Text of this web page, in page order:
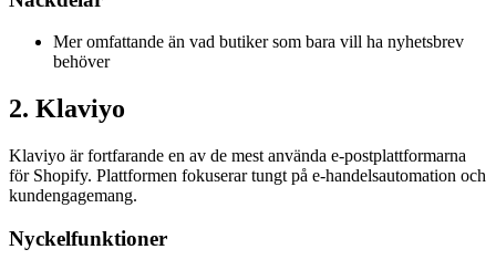
Mer omfattande än vad butiker som bara vill ha nyhetsbrev
behöver
2. Klaviyo
Klaviyo är fortfarande en av de mest använda e-postplattformarna
för Shopify. Plattformen fokuserar tungt på e-handelsautomation och
kundengagemang.
Nyckelfunktioner